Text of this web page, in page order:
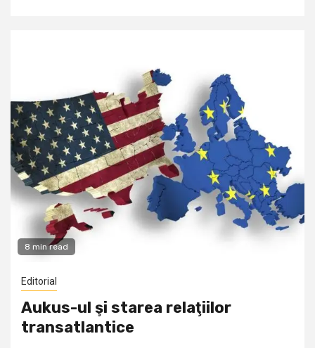
8 min read
Editorial
Aukus-ul şi starea relaţiilor
transatlantice